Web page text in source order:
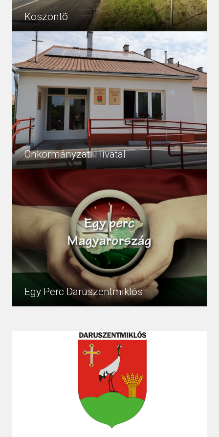
Köszöntõ
Szeretettel köszöntjük településünk honlapján, amely
azzal a kettős céllal jött létre, hogy egyfelől bemutassuk
településünk látnivalóit, nevezetességeit, kulturális
életünket minden...
4485 Egyéb
Önkormányzati Hivatal
Az Önkormányzati Hivatal a Kisapostagi Közös
Önkormányzati Hivatal (továbbiakban: Hivatal)
szervezeteként működik 2020. január 1-től kezdődően.
A Hivatal működésében érintett:...
152124
Egy Perc Daruszentmiklós
http://www.youtube.com/watch?v=bA0MBW5-_Ww